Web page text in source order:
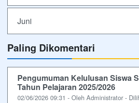
Juni
Paling Dikomentari
Pengumuman Kelulusan Siswa
Tahun Pelajaran 2025/2026
02/06/2026 09:31 - Oleh Administrator -